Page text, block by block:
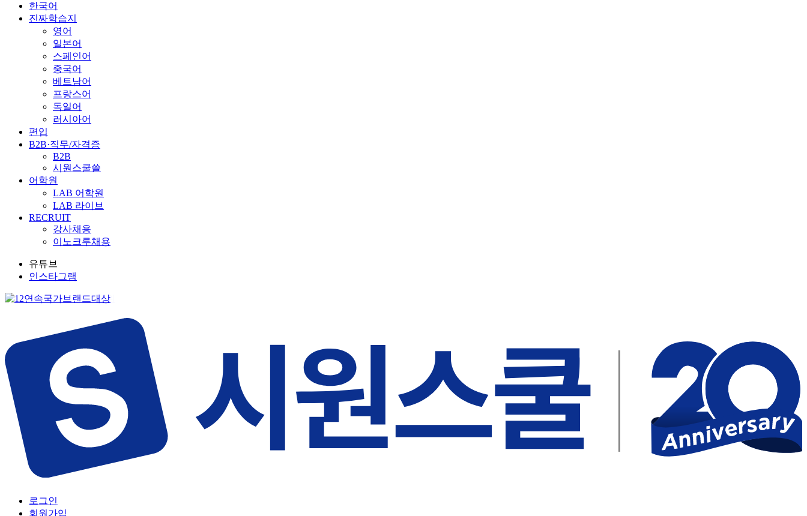
한국어
진짜학습지
영어
일본어
스페인어
중국어
베트남어
프랑스어
독일어
러시아어
편입
B2B·직무/자격증
B2B
시원스쿨쓸
어학원
LAB 어학원
LAB 라이브
RECRUIT
강사채용
이노크루채용
유튜브
인스타그램
로그인
회원가입